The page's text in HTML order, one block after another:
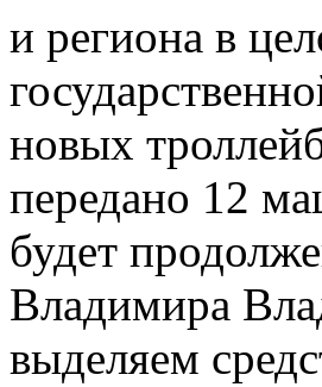
и региона в
новых
передано 12
будет
Владимира
выделяем